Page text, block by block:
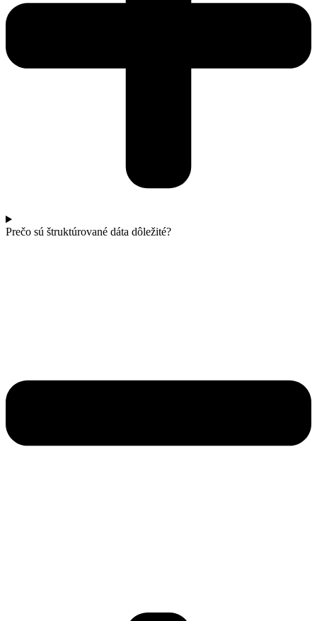
Prečo sú štruktúrované dáta dôležité?